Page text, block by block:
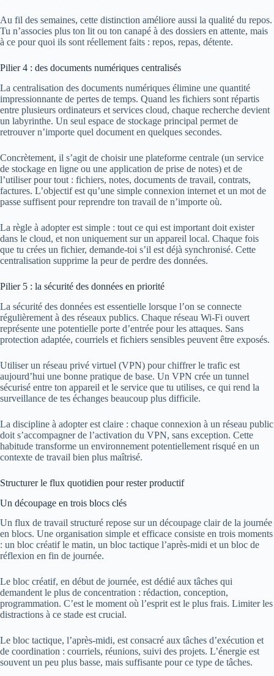
Au fil des semaines, cette distinction améliore aussi la qualité du repos.
Tu n’associes plus ton lit ou ton canapé à des dossiers en attente, mais
à ce pour quoi ils sont réellement faits : repos, repas, détente.
Pilier 4 : des documents numériques centralisés
La centralisation des documents numériques élimine une quantité
impressionnante de pertes de temps. Quand les fichiers sont répartis
entre plusieurs ordinateurs et services cloud, chaque recherche devient
un labyrinthe. Un seul espace de stockage principal permet de
retrouver n’importe quel document en quelques secondes.
Concrètement, il s’agit de choisir une plateforme centrale (un service
de stockage en ligne ou une application de prise de notes) et de
l’utiliser pour tout : fichiers, notes, documents de travail, contrats,
factures. L’objectif est qu’une simple connexion internet et un mot de
passe suffisent pour reprendre ton travail de n’importe où.
La règle à adopter est simple : tout ce qui est important doit exister
dans le cloud, et non uniquement sur un appareil local. Chaque fois
que tu crées un fichier, demande-toi s’il est déjà synchronisé. Cette
centralisation supprime la peur de perdre des données.
Pilier 5 : la sécurité des données en priorité
La sécurité des données est essentielle lorsque l’on se connecte
régulièrement à des réseaux publics. Chaque réseau Wi-Fi ouvert
représente une potentielle porte d’entrée pour les attaques. Sans
protection adaptée, courriels et fichiers sensibles peuvent être exposés.
Utiliser un réseau privé virtuel (VPN) pour chiffrer le trafic est
aujourd’hui une bonne pratique de base. Un VPN crée un tunnel
sécurisé entre ton appareil et le service que tu utilises, ce qui rend la
surveillance de tes échanges beaucoup plus difficile.
La discipline à adopter est claire : chaque connexion à un réseau public
doit s’accompagner de l’activation du VPN, sans exception. Cette
habitude transforme un environnement potentiellement risqué en un
contexte de travail bien plus maîtrisé.
Structurer le flux quotidien pour rester productif
Un découpage en trois blocs clés
Un flux de travail structuré repose sur un découpage clair de la journée
en blocs. Une organisation simple et efficace consiste en trois moments
: un bloc créatif le matin, un bloc tactique l’après-midi et un bloc de
réflexion en fin de journée.
Le bloc créatif, en début de journée, est dédié aux tâches qui
demandent le plus de concentration : rédaction, conception,
programmation. C’est le moment où l’esprit est le plus frais. Limiter les
distractions à ce stade est crucial.
Le bloc tactique, l’après-midi, est consacré aux tâches d’exécution et
de coordination : courriels, réunions, suivi des projets. L’énergie est
souvent un peu plus basse, mais suffisante pour ce type de tâches.